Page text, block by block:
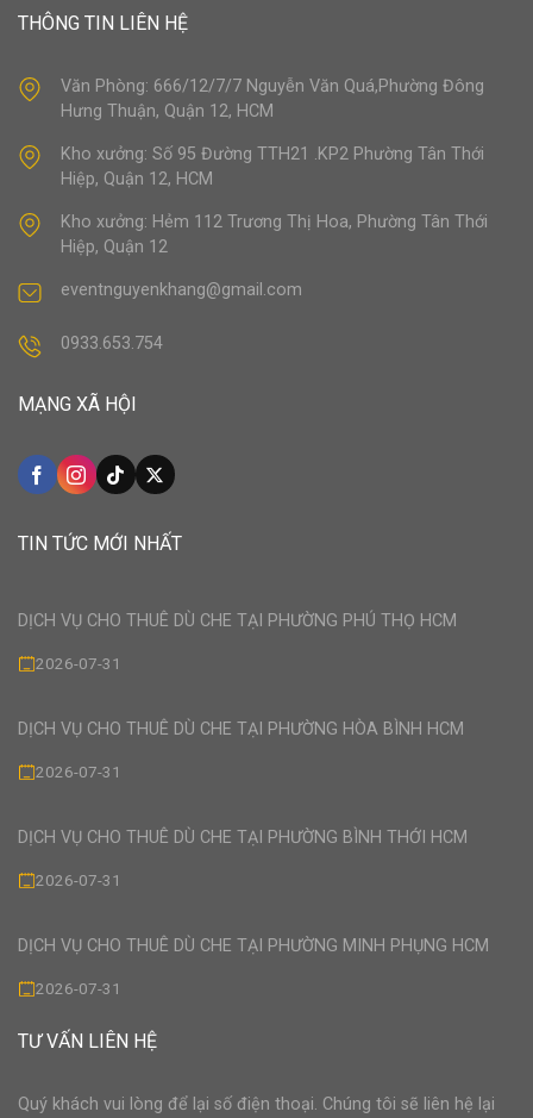
THÔNG TIN LIÊN HỆ
Văn Phòng: 666/12/7/7 Nguyễn Văn Quá,Phường Đông
Hưng Thuận, Quận 12, HCM
Kho xưởng: Số 95 Đường TTH21 .KP2 Phường Tân Thới
Hiệp, Quận 12, HCM
Kho xưởng: Hẻm 112 Trương Thị Hoa, Phường Tân Thới
Hiệp, Quận 12
eventnguyenkhang@gmail.com
0933.653.754
MẠNG XÃ HỘI
TIN TỨC MỚI NHẤT
DỊCH VỤ CHO THUÊ DÙ CHE TẠI PHƯỜNG PHÚ THỌ HCM
2026-07-31
DỊCH VỤ CHO THUÊ DÙ CHE TẠI PHƯỜNG HÒA BÌNH HCM
2026-07-31
DỊCH VỤ CHO THUÊ DÙ CHE TẠI PHƯỜNG BÌNH THỚI HCM
2026-07-31
DỊCH VỤ CHO THUÊ DÙ CHE TẠI PHƯỜNG MINH PHỤNG HCM
2026-07-31
TƯ VẤN LIÊN HỆ
Quý khách vui lòng để lại số điện thoại. Chúng tôi sẽ liên hệ lại